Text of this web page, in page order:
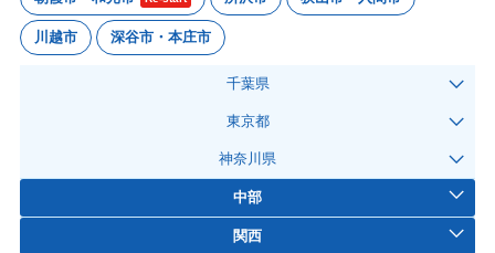
川越市 深谷市・本庄市
千葉県
東京都
神奈川県
中部
関西